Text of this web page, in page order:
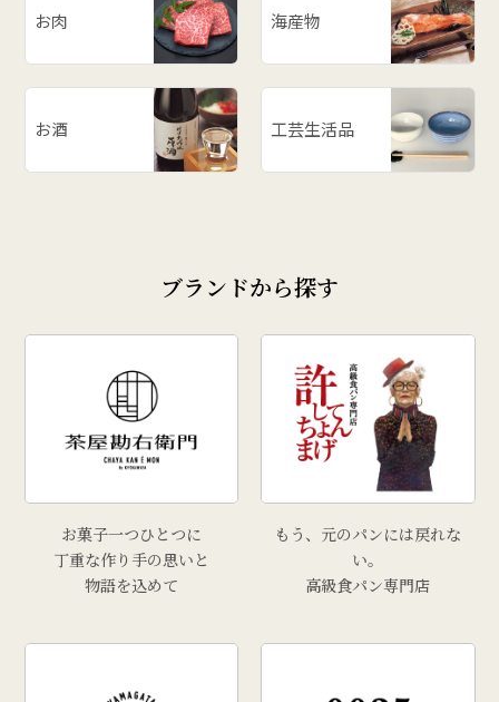
お肉 海産物
お酒 工芸生活品
ブランドから探す
お菓子一つひとつに
丁重な作り手の思いと
物語を込めて
もう、元のパンには戻れな
い。
高級食パン専門店